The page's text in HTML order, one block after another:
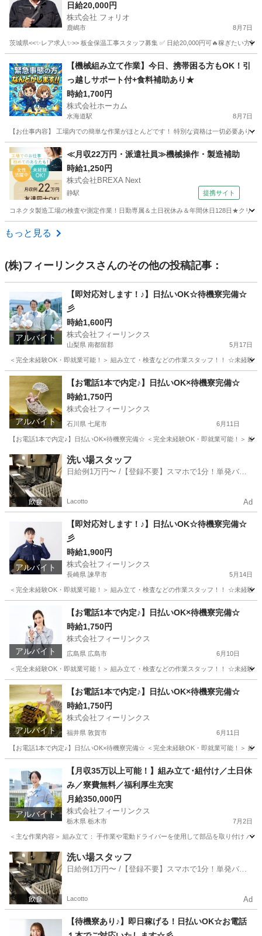
りあり💰年齢関係なく誰でも応募OK🎉
日給20,000円
株式会社 フォリオ
鹿嶋市 8月7日
茨城県<<✨レア求人✨>> 板金保温工事スタッフ募集 ✅ 日給20,000円可🔥稼ぎたい方
軽作業 茨城 神栖市 軽作業 スタッフ
【機械組み立て作業】今日、携帯困る方もOK！引
っ越しサポート付+食料補助あり★
時給1,700円
株式会社ホーカム
水海道駅 8月7日
【お仕事内容】 工場内での簡単な作業がほとんどです！ 特別な資格は一切必要あり
茨城 常総市 水海道駅 工場 ネット
≪月収22万円・派遣社員≫機械操作・製造補助
時給1,250円
株式会社BREXA Next
静駅 提携サイト
コネクタ製造工場の検査や測定作業！日勤専属＆土日祝休み＆年間休日128日★クリ
茨城 常陸大宮市
もっと見る
(株)フィーリンクスさんのその他の投稿記事：
アルバイト
【即対応対します！♪】日払いOK☆待機寮完備☆
彡
時給1,600円
株式会社フィーリンクス
山梨県 南都留郡 5月17日
＜完全未経験OK・即就業可能！＞ 組み立て・検査などの作業スタッフ！！ ☆未経
山梨 南都留郡 工場 時給
アルバイト
【お電話1本で内定♪】日払いOK×待機寮完備☆
時給1,750円
株式会社フィーリンクス
石川県 七尾市 6月11日
【お電話1本で内定♪】日払いOK×待機寮完備☆ ＜完全未経験OK・即就業可能！＞
石川 七尾市 工場 時給
洗い場スタッフ
日給例1万円〜 /【登録不要】スマホで1分！単発バイ
Lacotto Ad
アルバイト
【即対応対します！♪】日払いOK☆待機寮完備☆
彡
時給1,900円
株式会社フィーリンクス
長崎県 諫早市 5月14日
＜完全未経験OK・即就業可能！＞ 組み立て・検査などの作業スタッフ！！ ☆未経
軽作業 時給
アルバイト
【お電話1本で内定♪】日払いOK×待機寮完備☆
時給1,750円
株式会社フィーリンクス
広島県 広島市 6月10日
＜完全未経験OK・即就業可能！＞ 組み立て・検査などの作業スタッフ！！ ☆未経
広島 広島市 工場 時給
アルバイト
【お電話1本で内定♪】日払いOK×待機寮完備☆
時給1,750円
株式会社フィーリンクス
福井県 敦賀市 6月11日
【お電話1本で内定♪】日払いOK×待機寮完備☆ ＜完全未経験OK・即就業可能！＞
工場 時給
アルバイト
【月収35万以上可能！】組み立て･組付け／土日休
み／寮費無料／福利厚生充実
月給350,000円
株式会社フィーリンクス
栃木県 栃木市 7月2日
＜主な作業内容＞ 組み立て： 手作業や電動ドライバーを使用して部品を取り付け バ
栃木 栃木市 工場 電動
洗い場スタッフ
日給例1万円〜 /【登録不要】スマホで1分！単発バイ
Lacotto Ad
【待機寮あり♪】即日稼げる！日払いOK☆お電話